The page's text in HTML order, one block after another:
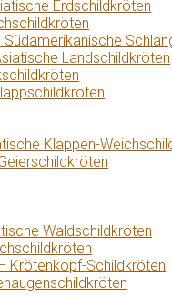
Erdschildkröten
Landschildkröten
Klappen-
Waldschildkröten
Krötenkopf-Schildkröten